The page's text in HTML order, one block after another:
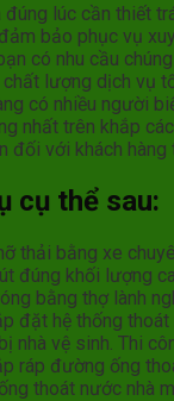
lúc cần thiết
bảo phục vụ
có nhu cầu
lượng dịch vụ
có nhiều người
nhất trên khắp
đối với khách hàng
cụ thể sau:
thải bằng xe
khối lượng
bằng thợ lành
đặt hệ thống
vệ sinh. Thi
ráp đường ống
thoát nước nhà